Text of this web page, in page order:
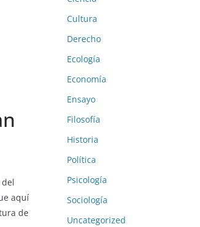
aquí
de
Cultura
Derecho
Ecología
Economía
Ensayo
Filosofía
Historia
Política
Psicología
Sociología
Uncategorized